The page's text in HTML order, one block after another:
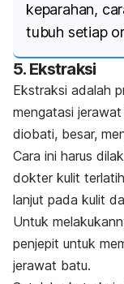
keparahan,
tubuh setiap
5. Ekstraksi
Ekstraksi adalah
mengatasi
diobati, besar,
Cara ini harus
dokter kulit
lanjut pada kulit
Untuk
penjepit untuk
jerawat batu.